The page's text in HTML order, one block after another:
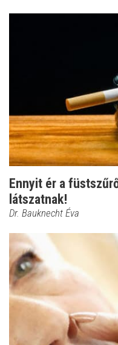
Ennyit ér a
látszatnak!
Dr. Bauknecht Éva